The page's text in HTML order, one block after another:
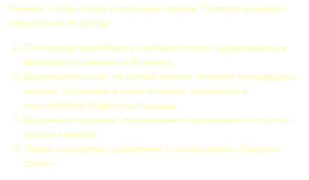
Главное, чтобы спина оставалась прямой. Повторять каждое
упражнение по 10 раз:
По очереди разгибаем и сгибаем колени, задерживаясь в
верхнем положении на 5 секунд.
Выпрямляем ноги, не сгибая колени, тянемся туловищем к
носкам. Оставаясь в такой позиции, напрягаем и
расслабляем бедренные мышцы.
Выпрямив туловище, попеременно притягиваем согнутые
колени к животу.
Снова повторяем упражнение 1 из комплекса «Сидя на
стуле».